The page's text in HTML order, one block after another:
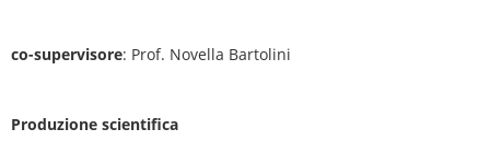
co-supervisore: Prof. Novella Bartolini
Produzione scientifica